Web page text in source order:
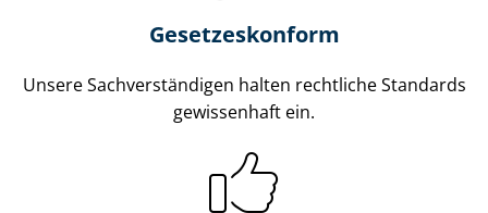
Gesetzes­konform
Unsere Sach­ver­stän­di­gen halten rechtliche Standards
gewissenhaft ein.